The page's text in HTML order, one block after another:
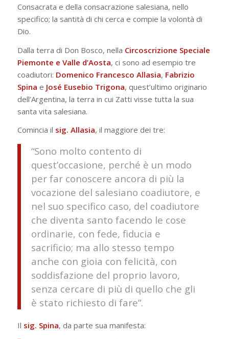
Consacrata e della consacrazione salesiana, nello
specifico; la santità di chi cerca e compie la volontà di
Dio.
Dalla terra di Don Bosco, nella Circoscrizione Speciale
Piemonte e Valle d’Aosta, ci sono ad esempio tre
coadiutori: Domenico Francesco Allasia, Fabrizio
Spina e José Eusebio Trigona, quest’ultimo originario
dell’Argentina, la terra in cui Zatti visse tutta la sua
santa vita salesiana.
Comincia il sig. Allasia, il maggiore dei tre:
“Sono molto contento di
quest’occasione, perché è un modo
per far conoscere ancora di più la
vocazione del salesiano coadiutore, e
nel suo specifico caso, del coadiutore
che diventa santo facendo le cose
ordinarie, con fede, fiducia e
sacrificio; ma allo stesso tempo
anche con gioia con felicità, con
soddisfazione del proprio lavoro,
senza cercare di più di quello che gli
è stato richiesto di fare”.
Il sig. Spina, da parte sua manifesta: